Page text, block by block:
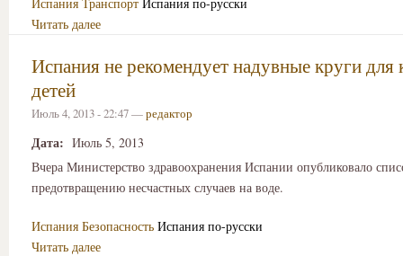
Испания Транспорт Испания по-русски
Читать далее
Испания не рекомендует надувные круги для
детей
Июль 4, 2013 - 22:47 —редактор
Дата: Июль 5, 2013
Вчера Министерство здравоохранения Испании опубликовало
предотвращению несчастных случаев на воде.
Испания Безопасность Испания по-русски
Читать далее